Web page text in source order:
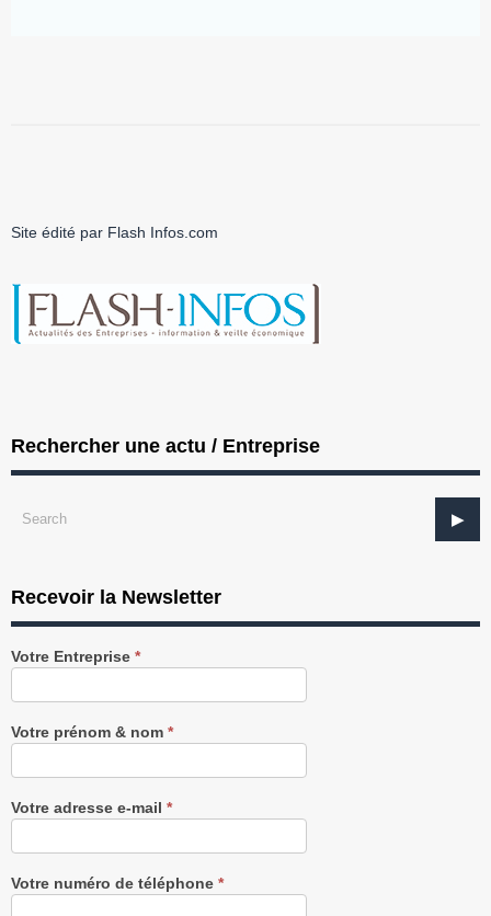
Site édité par Flash Infos.com
Rechercher une actu / Entreprise
Recevoir la Newsletter
Recevez
notre
gratuitement
Votre Entreprise *
Votre prénom & nom *
Votre adresse e-mail *
Votre numéro de téléphone *